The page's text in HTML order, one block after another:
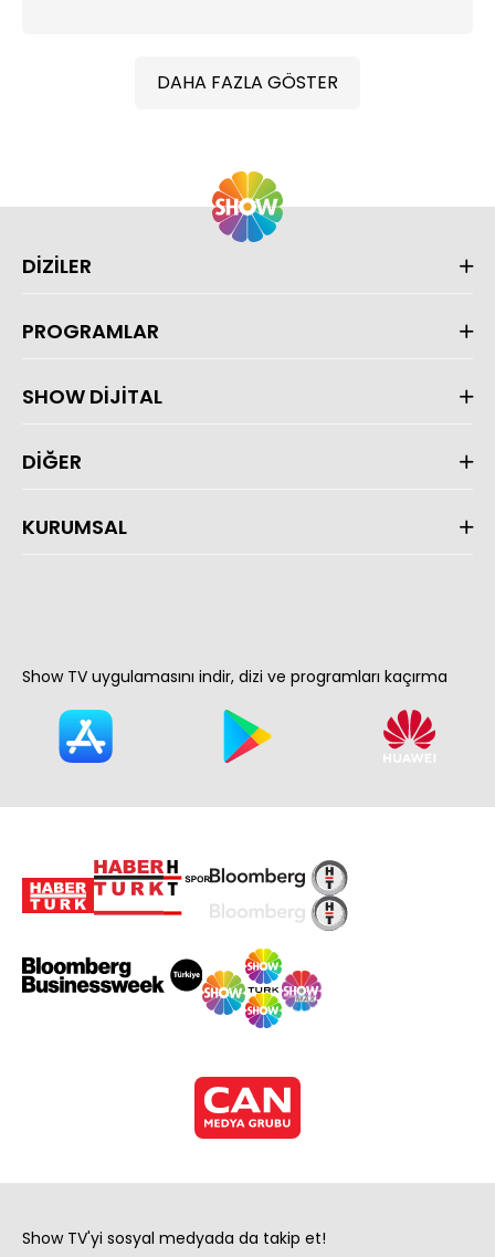
DAHA FAZLA GÖSTER
DİZİLER
PROGRAMLAR
SHOW DİJİTAL
DİĞER
KURUMSAL
Show TV uygulamasını indir, dizi ve programları kaçırma
Show TV'yi sosyal medyada da takip et!